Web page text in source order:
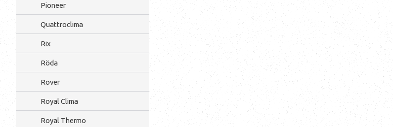
Pioneer
Quattroclima
Rix
Röda
Rover
Royal Clima
Royal Thermo